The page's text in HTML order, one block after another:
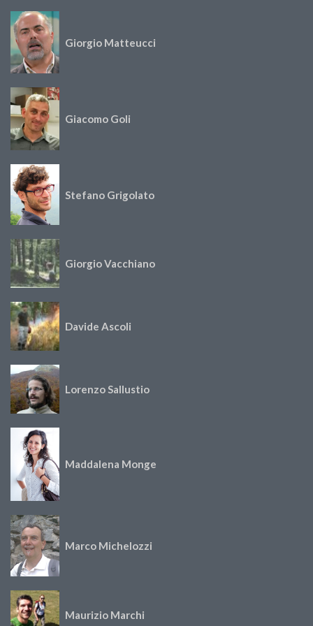
Giorgio Matteucci
Giacomo Goli
Stefano Grigolato
Giorgio Vacchiano
Davide Ascoli
Lorenzo Sallustio
Maddalena Monge
Marco Michelozzi
Maurizio Marchi